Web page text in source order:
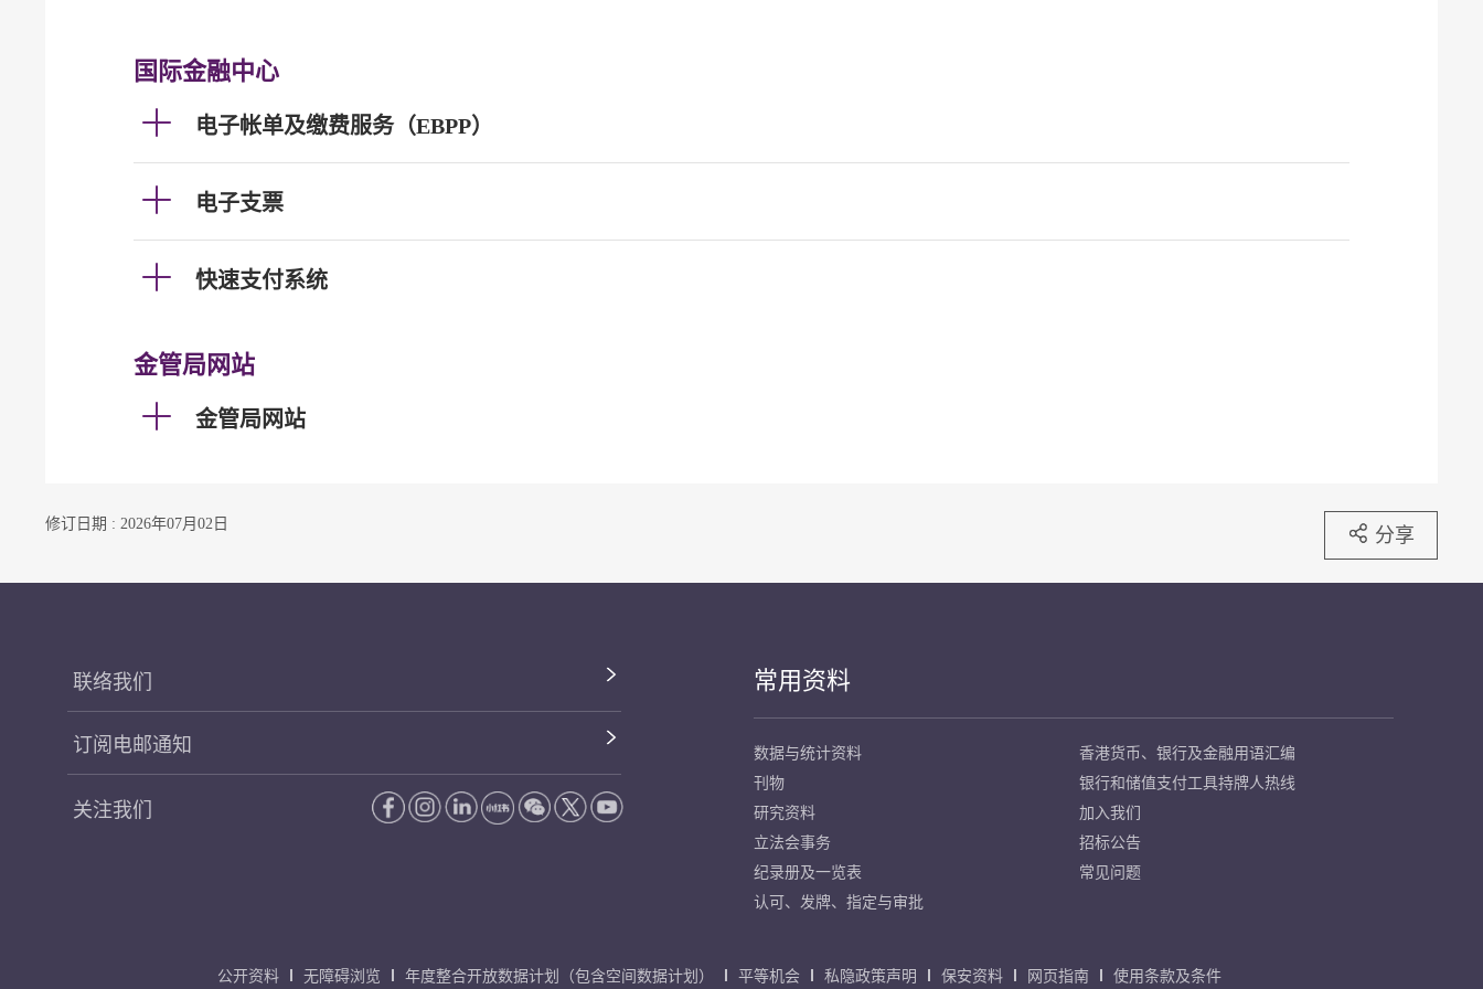
国际金融中心
电子帐单及缴费服务（EBPP）
电子支票
快速支付系统
金管局网站
金管局网站
修订日期 : 2026年07月02日 分享
联络我们
订阅电邮通知
关注我们
常用资料
数据与统计资料
刊物
研究资料
立法会事务
纪录册及一览表
认可、发牌、指定与审批
香港货币、银行及金融用语汇编
银行和储值支付工具持牌人热线
加入我们
招标公告
常见问题
公开资料 无障碍浏览 年度整合开放数据计划（包含空间数据计划） 平等机会 私隐政策声明 保安资料 网页指南 使用条款及条件